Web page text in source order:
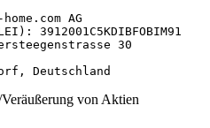
AG
30
von Aktien